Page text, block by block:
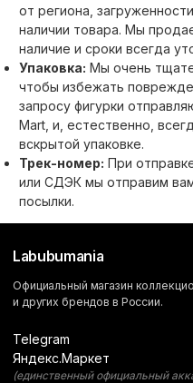
от региона,
наличии товара. Мы
наличие и сроки всегда
Упаковка: Мы очень
чтобы избежать
запросу фигурки
Mart, и, естественно,
вскрытой упаковке.
Трек-номер: При
или СДЭК мы отправим
посылки.
Labubumania
Официальный магазин
и других брендов в России.
Telegram
Яндекс.Маркет
(единственный официальный